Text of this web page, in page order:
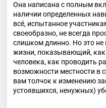
Она написана с полным
наличии определенных
всё, испытанное
своеобразно, не всегда
слишком длинно. Но это не
жизни, показывающий,
человека, как проводить
возможности местности в
вам толчок к изменению
устоявшихся, ненужных)